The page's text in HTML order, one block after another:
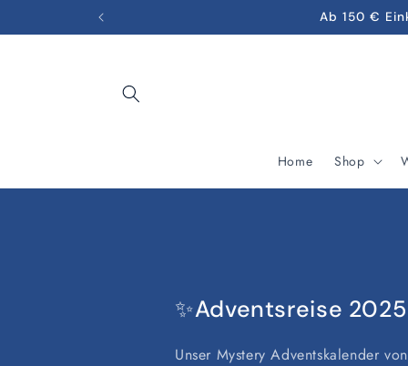
Inhalt
Ab 150 €
Home Shop
✨Adventsreise 2025
Unser Mystery Adventskalender